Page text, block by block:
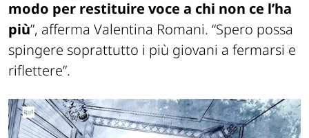
modo per restituire voce a chi non ce l’ha
più”, afferma Valentina Romani. “Spero possa
spingere soprattutto i più giovani a fermarsi e
riflettere”.